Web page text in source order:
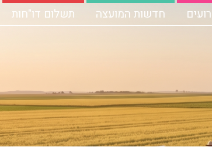
חדשות המועצה תשלום דו"חות